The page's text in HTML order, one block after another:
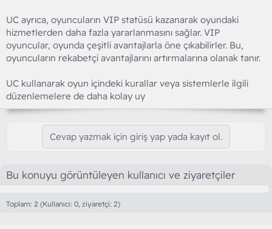
UC ayrıca, oyuncuların VIP statüsü kazanarak oyundaki
hizmetlerden daha fazla yararlanmasını sağlar. VIP
oyuncular, oyunda çeşitli avantajlarla öne çıkabilirler. Bu,
oyuncuların rekabetçi avantajlarını artırmalarına olanak tanır.
UC kullanarak oyun içindeki kurallar veya sistemlerle ilgili
düzenlemelere de daha kolay uy
Cevap yazmak için giriş yap yada kayıt ol.
Bu konuyu görüntüleyen kullanıcı ve ziyaretçiler
Toplam: 2 (Kullanıcı: 0, ziyaretçi: 2)